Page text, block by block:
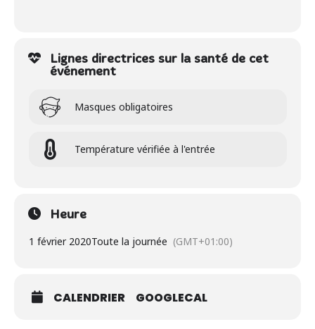
Lignes directrices sur la santé de cet
événement
Masques obligatoires
Température vérifiée à l'entrée
Heure
1 février 2020Toute la journée (GMT+01:00)
CALENDRIER GOOGLECAL